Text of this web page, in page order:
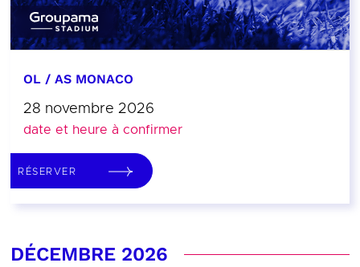
OL / AS MONACO
28 novembre 2026
date et heure à confirmer
RÉSERVER
DÉCEMBRE 2026